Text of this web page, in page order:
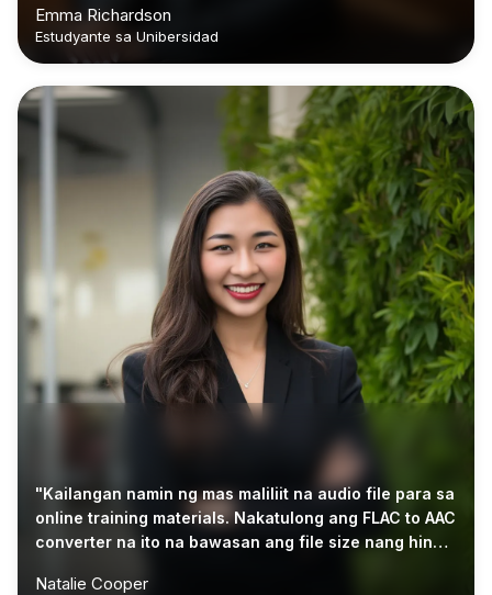
Emma Richardson
Estudyante sa Unibersidad
"Kailangan namin ng mas maliliit na audio file para sa
online training materials. Nakatulong ang FLAC to AAC
converter na ito na bawasan ang file size nang hindi
Natalie Cooper